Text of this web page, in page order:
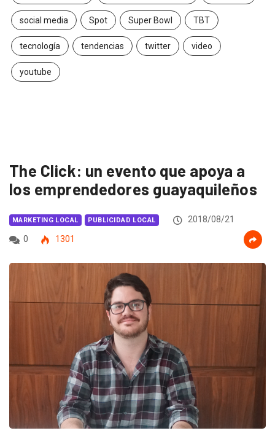
social media Spot Super Bowl TBT
tecnología tendencias twitter video
youtube
The Click: un evento que apoya a
los emprendedores guayaquileños
MARKETING LOCAL PUBLICIDAD LOCAL
2018/08/21
0
1301